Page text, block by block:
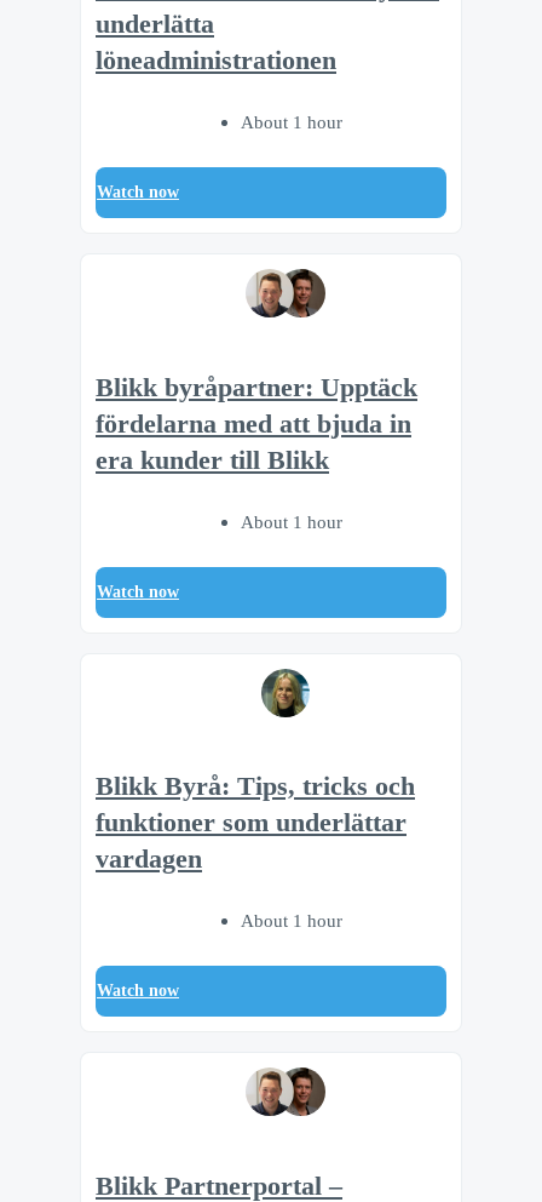
underlätta
löneadministrationen
About 1 hour
Watch now
Blikk byråpartner: Upptäck
fördelarna med att bjuda in
era kunder till Blikk
About 1 hour
Watch now
Blikk Byrå: Tips, tricks och
funktioner som underlättar
vardagen
About 1 hour
Watch now
Blikk Partnerportal –